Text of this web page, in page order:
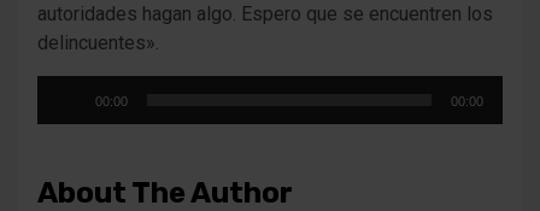
autoridades hagan algo. Espero que se encuentren los
delincuentes».
00:00 00:00
About The Author